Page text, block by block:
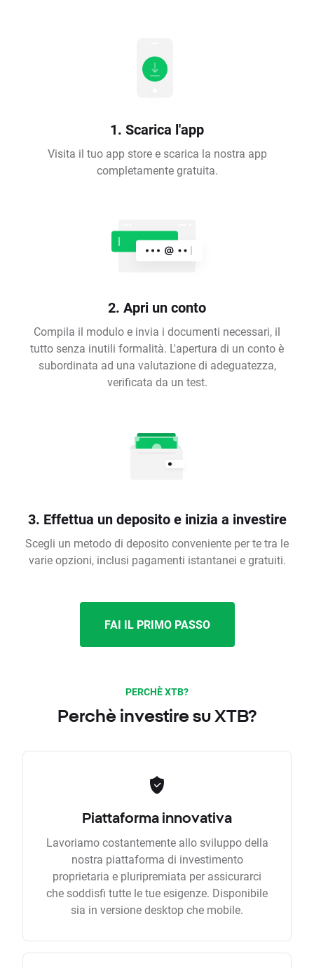
1. Scarica l'app
Visita il tuo app store e scarica la nostra app
completamente gratuita.
2. Apri un conto
Compila il modulo e invia i documenti necessari, il
tutto senza inutili formalità. L'apertura di un conto è
subordinata ad una valutazione di adeguatezza,
verificata da un test.
3. Effettua un deposito e inizia a investire
Scegli un metodo di deposito conveniente per te tra le
varie opzioni, inclusi pagamenti istantanei e gratuiti.
FAI IL PRIMO PASSO
PERCHÈ XTB?
Perchè investire su XTB?
Piattaforma innovativa
Lavoriamo costantemente allo sviluppo della
nostra piattaforma di investimento
proprietaria e pluripremiata per assicurarci
che soddisfi tutte le tue esigenze. Disponibile
sia in versione desktop che mobile.